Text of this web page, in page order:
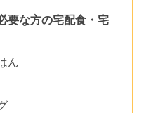
要な方の宅配食・宅
ん